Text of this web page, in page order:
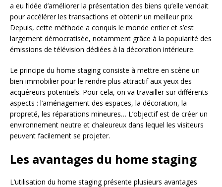
a eu l’idée d’améliorer la présentation des biens qu’elle vendait
pour accélérer les transactions et obtenir un meilleur prix.
Depuis, cette méthode a conquis le monde entier et s’est
largement démocratisée, notamment grâce à la popularité des
émissions de télévision dédiées à la décoration intérieure.
Le principe du home staging consiste à mettre en scène un
bien immobilier pour le rendre plus attractif aux yeux des
acquéreurs potentiels. Pour cela, on va travailler sur différents
aspects : l’aménagement des espaces, la décoration, la
propreté, les réparations mineures… L’objectif est de créer un
environnement neutre et chaleureux dans lequel les visiteurs
peuvent facilement se projeter.
Les avantages du home staging
L’utilisation du home staging présente plusieurs avantages